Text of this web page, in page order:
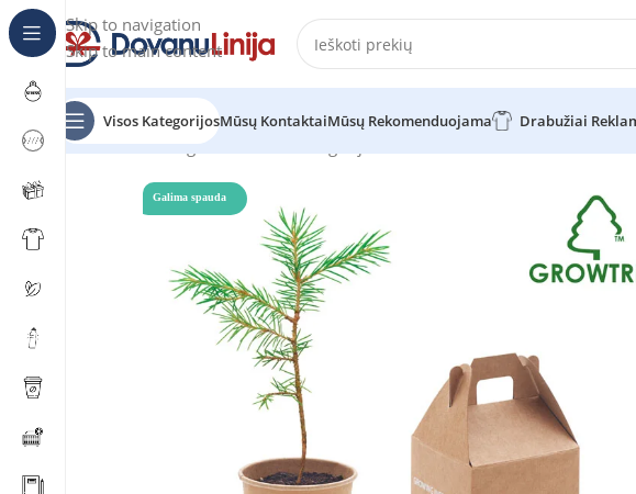
Skip to navigation
Skip to main content
Visos KategorijosMūsų KontaktaiMūsų Rekomenduojama Drabužiai
Pradžia Katalogas
Galima spauda